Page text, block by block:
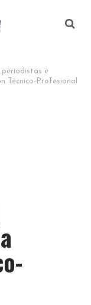
periodistas e
Técnico-Profesional